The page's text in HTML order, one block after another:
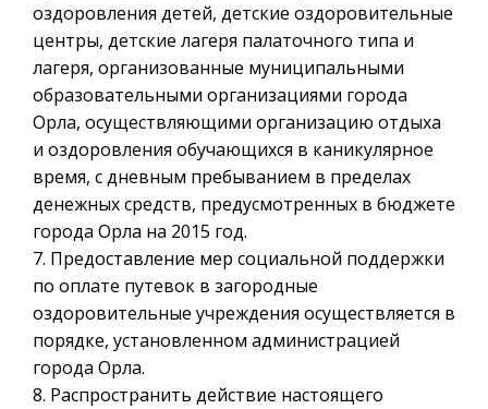
оздоровления детей, детские оздоровительные
центры, детские лагеря палаточного типа и
лагеря, организованные муниципальными
образовательными организациями города
Орла, осуществляющими организацию отдыха
и оздоровления обучающихся в каникулярное
время, с дневным пребыванием в пределах
денежных средств, предусмотренных в бюджете
города Орла на 2015 год.
7. Предоставление мер социальной поддержки
по оплате путевок в загородные
оздоровительные учреждения осуществляется в
порядке, установленном администрацией
города Орла.
8. Распространить действие настоящего